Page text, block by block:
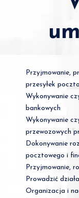
Przyjmowanie,
przesyłek
Wykonywanie
bankowych
Wykonywanie
przewozowych
Dokonywanie
pocztowego i
Przyjmowanie,
Prowadzić
Organizacja i